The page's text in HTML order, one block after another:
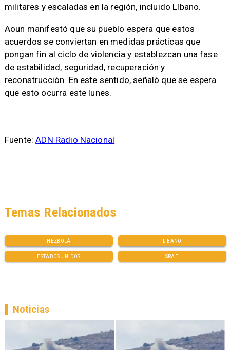
militares y escaladas en la región, incluido Líbano.
Aoun manifestó que su pueblo espera que estos
acuerdos se conviertan en medidas prácticas que
pongan fin al ciclo de violencia y establezcan una fase
de estabilidad, seguridad, recuperación y
reconstrucción. En este sentido, señaló que se espera
que esto ocurra este lunes.
Fuente:ADN Radio Nacional
HEZBOLÁ LÍBANO
ESTADOS UNIDOS ISRAEL
Temas Relacionados
Noticias